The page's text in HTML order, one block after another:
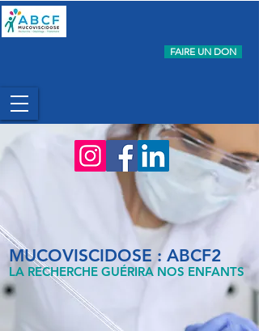
FAIRE UN DON
MUCOVISCIDOSE : ABCF2
LA RECHERCHE GUÉRIRA NOS ENFANTS